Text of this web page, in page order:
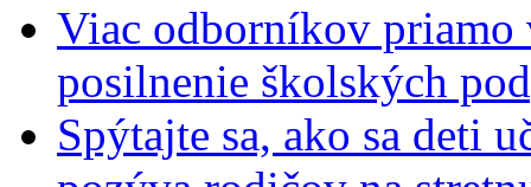
Viac odborníkov priamo
posilnenie školských
Spýtajte sa, ako sa deti